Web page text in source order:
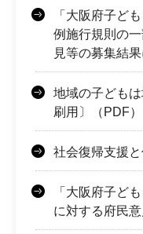
「大阪府子ど
例施行規則の
見等の募集結
地域の子ども
刷用〕（PDF）
社会復帰支援
「大阪府子ど
に対する府民